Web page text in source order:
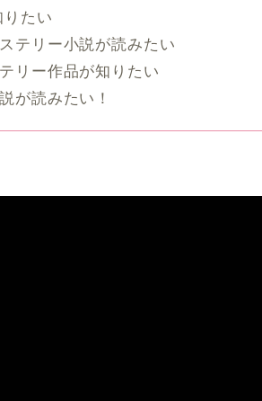
たい
テリー小説が読みたい
リー作品が知りたい
が読みたい！